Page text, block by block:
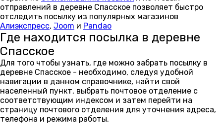
отправлений в деревне Спасское позволяет быстро
отследить посылку из популярных магазинов
Алиэкспресс, Joom и Pandao
Где находится посылка в деревне
Спасское
Для того чтобы узнать, где можно забрать посылку в
деревне Спасское - необходимо, следуя удобной
навигации в данном справочнике, найти свой
населенный пункт, выбрать почтовое отделение с
соответствующим индексом и затем перейти на
страницу почтового отделения для уточнения адреса,
телефона и режима работы.